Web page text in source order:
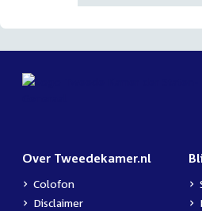
Over Tweedekamer.nl
Colofon
Disclaimer